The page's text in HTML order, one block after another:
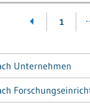
1
Unternehmen